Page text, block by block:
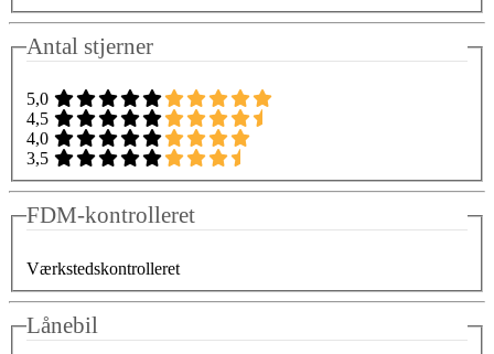
Antal stjerner
5,0
4,5
4,0
3,5
FDM-kontrolleret
Værkstedskontrolleret
Lånebil